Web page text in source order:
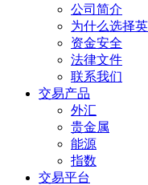
公司简介
为什么选择
资金安全
法律文件
联系我们
交易产品
外汇
贵金属
能源
指数
交易平台